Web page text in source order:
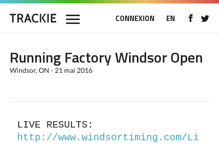
CONNEXION EN
Running Factory Windsor Open
Windsor, ON - 21 mai 2016
http://www.windsortiming.com/